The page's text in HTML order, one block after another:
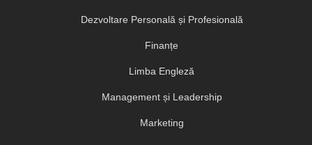
Dezvoltare Personală și Profesională
Finanțe
Limba Engleză
Management și Leadership
Marketing